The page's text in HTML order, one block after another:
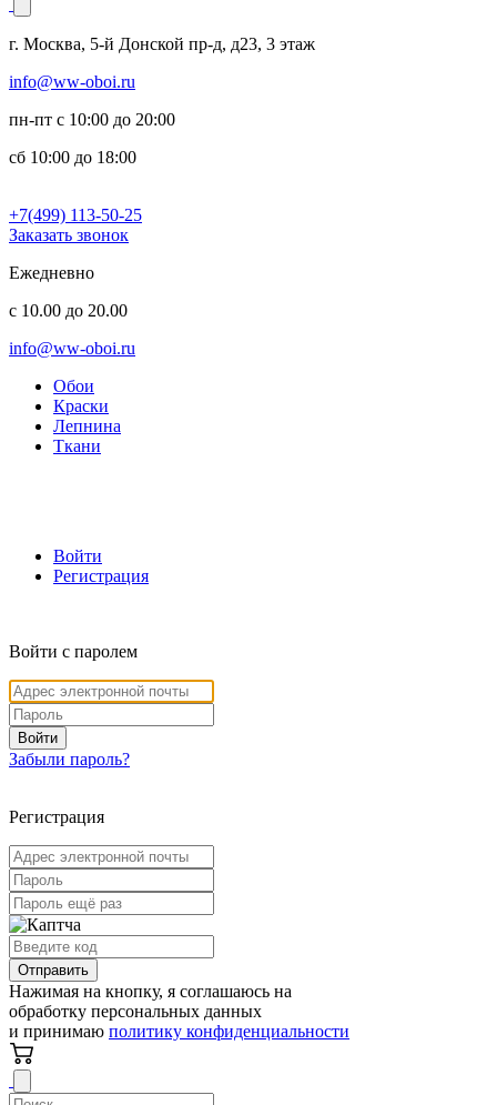
г. Москва, 5-й Донской пр-д, д23, 3 этаж
info@ww-oboi.ru
пн-пт с 10:00 до 20:00
сб 10:00 до 18:00
+7(499) 113-50-25
Заказать звонок
Ежедневно
с 10.00 до 20.00
info@ww-oboi.ru
Обои
Краски
Лепнина
Ткани
Войти
Регистрация
Войти с паролем
Войти
Забыли пароль?
Регистрация
Отправить
Нажимая на кнопку, я соглашаюсь на
обработку персональных данных
и принимаю политику конфиденциальности